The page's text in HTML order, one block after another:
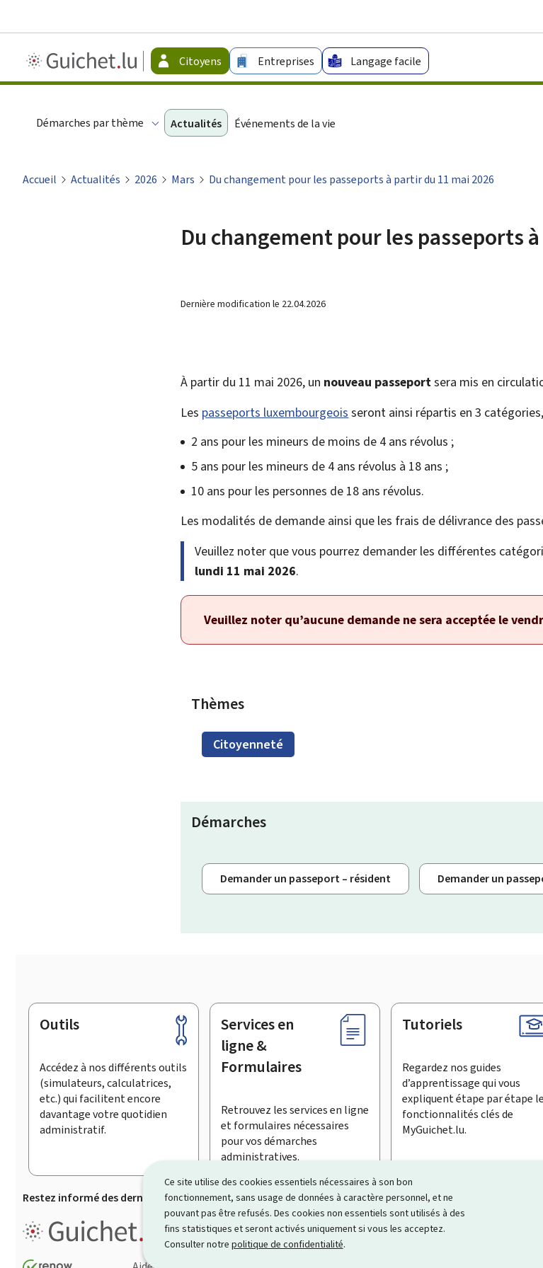
Ce site utilise des cookies essentiels nécessaires à son bon
fonctionnement, sans usage de données à caractère personnel, et ne
pouvant pas être refusés. Des cookies non essentiels sont utilisés à des
fins statistiques et seront activés uniquement si vous les acceptez.
Consulter notre politique de confidentialité.
Guichet.lu
-
Citoyens Entreprises Langage facile
Démarches par thème Actualités Événements de la vie
Accueil Actualités 2026 Mars Du changement pour les passeports à partir du 11 mai 2026
Du changement pour les passeports
Dernière modification le 22.04.2026
À partir du 11 mai 2026, un nouveau passeportsera mis en
Les passeports luxembourgeois seront ainsi répartis en 3
2 ans pour les mineurs de moins de 4 ans révolus ;
5 ans pour les mineurs de 4 ans révolus à 18 ans ;
10 ans pour les personnes de 18 ans révolus.
Les modalités de demande ainsi que les frais de délivrance des
Veuillez noter que vous pourrez demander les différentes
lundi 11 mai 2026.
Veuillez noter qu’aucune demande ne sera acceptée le
Thèmes
Citoyenneté
Démarches
Demander un passeport – résident Demander un
Pied
page
Outils
Accédez à nos différents outils
(simulateurs, calculatrices,
etc.) qui facilitent encore
davantage votre quotidien
administratif.
Services en
ligne &
Formulaires
Retrouvez les services en ligne
et formulaires nécessaires
pour vos démarches
administratives.
Tutoriels
Regardez nos guides
d’apprentissage qui vous
expliquent étape par étape
fonctionnalités clés de
MyGuichet.lu.
Restez informé des dernières actualités de Guichet.lu S’inscrire à la newsletter
Guichet.lu est le portail informationnel qui simplifie vos échanges avec
démarches ainsi que services proposés par les administrations et organismes